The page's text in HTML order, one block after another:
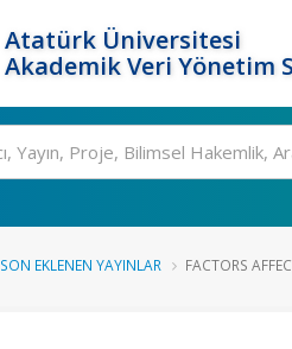
Atatürk Üniversitesi
Akademik Veri Yönetim
SON EKLENEN YAYINLAR FACTORS